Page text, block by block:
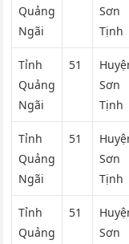
Quảng
Ngãi
Sơn
Tịnh
Tỉnh
Quảng
Ngãi
51
Sơn
Tịnh
Tỉnh
Quảng
Ngãi
51
Sơn
Tịnh
Tỉnh
Quảng
51
Sơn